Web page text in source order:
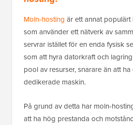
Moln-hosting är ett annat
som använder ett nätverk av
servrar istället för en enda fysisk
som att hyra datorkraft och
pool av resurser, snarare än att
dedikerade maskin.
På grund av detta har moln-
att ha hög prestanda och